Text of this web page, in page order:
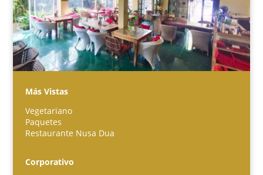
Más Vistas
Vegetariano
Paquetes
Restaurante Nusa Dua
Corporativo